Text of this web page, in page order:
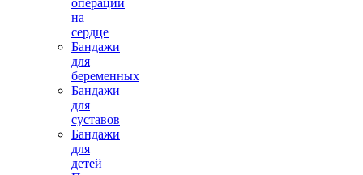
Пояснично-крестцовый
динамический корсет SPEEDY
на
сердце
Бандажи
для
беременных
Бандажи
для
суставов
Бандажи
для
детей